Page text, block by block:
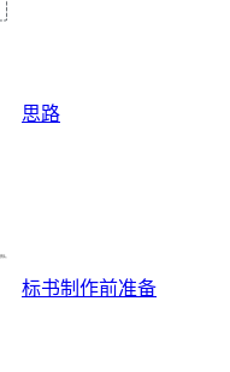
思路
标书制作前准备